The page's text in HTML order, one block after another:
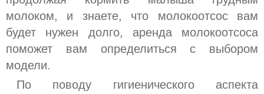
молоком, и знаете, что молокоотсос вам
будет нужен долго, аренда молокоотсоса
поможет вам определиться с выбором
модели.
По поводу гигиенического аспекта